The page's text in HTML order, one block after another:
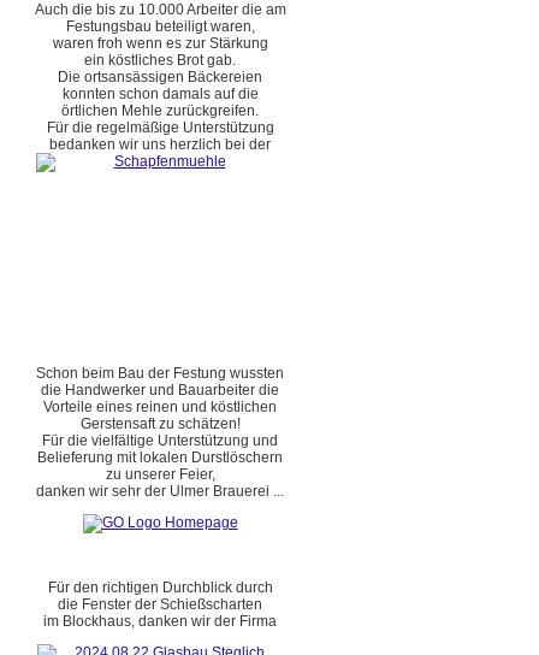
Auch die bis zu 10.000 Arbeiter die am
Festungsbau beteiligt waren,
waren froh wenn es zur Stärkung
ein köstliches Brot gab.
Die ortsansässigen Bäckereien
konnten schon damals auf die
örtlichen Mehle zurückgreifen.
Für die regelmäßige Unterstützung
bedanken wir uns herzlich bei der
Schon beim Bau der Festung wussten
die Handwerker und Bauarbeiter die
Vorteile eines reinen und köstlichen
Gerstensaft zu schätzen!
Für die vielfältige Unterstützung und
Belieferung mit lokalen Durstlöschern
zu unserer Feier,
danken wir sehr der Ulmer Brauerei ...
Für den richtigen Durchblick durch
die Fenster der Schießscharten
im Blockhaus, danken wir der Firma